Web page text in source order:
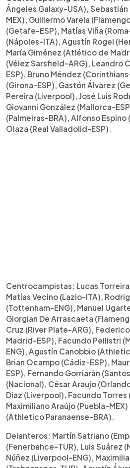
Ángeles Galaxy-USA),
MEX), Guillermo Varela
(Getafe-ESP), Matías Viña
(Nápoles-ITA), Agustín Rogel
María Giménez (Atlético de
(Vélez Sarsfield-ARG), Leandro
ESP), Bruno Méndez
(Girona-ESP), Gastón Álvarez
Pereira (Liverpool), José Luis
Giovanni González (Mallorca-
(Palmeiras-BRA), Alfonso Espino
Olaza (Real Valladolid-ESP).
Centrocampistas: Lucas
Matías Vecino (Lazio-ITA),
(Tottenham-ENG), Manuel
Giorgian De Arrascaeta
Cruz (River Plate-ARG),
Madrid-ESP), Facundo Pellistri
ENG), Agustín Canobbio
Brian Ocampo (Cádiz-ESP),
ESP), Fernando Gorriarán
(Nacional), César Araujo
Díaz (Liverpool), Facundo
Maximiliano Araújo (Puebla-MEX)
(Athletico Paranaense-BRA).
Delanteros: Martín Satriano
(Fenerbahce-TUR), Luis Suárez
Núñez (Liverpool-ENG),